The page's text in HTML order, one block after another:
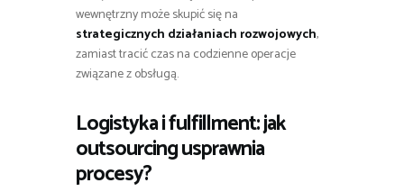
wewnętrzny może skupić się na
strategicznych działaniach rozwojowych,
zamiast tracić czas na codzienne operacje
związane z obsługą.
Logistyka i fulfillment: jak
outsourcing usprawnia
procesy?